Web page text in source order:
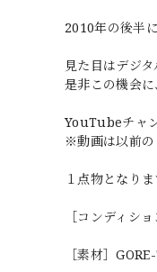
2010年の後半
見た目はデジタ
是非この機会
YouTubeチャ
※動画は以前の
１点物となり
［コンディシ
［素材］